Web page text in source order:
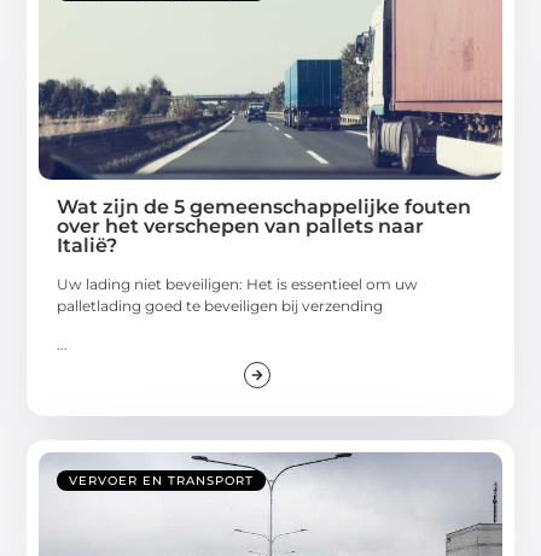
Wat zijn de 5 gemeenschappelijke fouten
over het verschepen van pallets naar
Italië?
Uw lading niet beveiligen: Het is essentieel om uw
palletlading goed te beveiligen bij verzending
...
VERVOER EN TRANSPORT